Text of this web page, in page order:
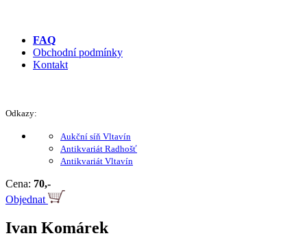
FAQ
Obchodní podmínky
Kontakt
Odkazy:
Aukční síň Vltavín
Antikvariát Radhošť
Antikvariát Vltavín
Cena: 70,-
Objednat
Ivan Komárek